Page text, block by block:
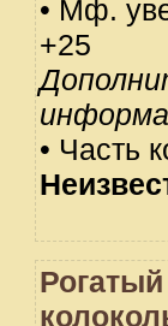
• Мф.
+25
• Часть